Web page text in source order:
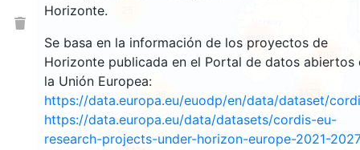
Horizonte.
Se basa en la información de los proyectos de
Horizonte publicada en el Portal de datos abiertos
la Unión Europea:
https://data.europa.eu/euodp/en/data/dataset/
https://data.europa.eu/data/datasets/cordis-eu-
research-projects-under-horizon-europe-2021-2027
185
207